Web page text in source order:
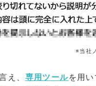
※当社
え、 専用ツールを用